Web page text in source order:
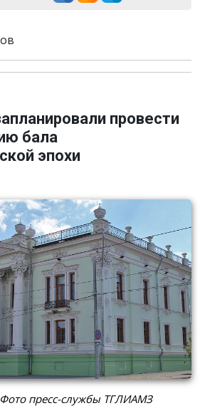
провести
бала
эпохи
пресс-службы ТГЛИАМЗ